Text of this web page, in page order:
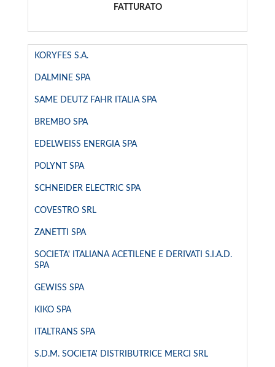
FATTURATO
KORYFES S.A.
DALMINE SPA
SAME DEUTZ FAHR ITALIA SPA
BREMBO SPA
EDELWEISS ENERGIA SPA
POLYNT SPA
SCHNEIDER ELECTRIC SPA
COVESTRO SRL
ZANETTI SPA
SOCIETA' ITALIANA ACETILENE E DERIVATI S.I.A.D.
SPA
GEWISS SPA
KIKO SPA
ITALTRANS SPA
S.D.M. SOCIETA' DISTRIBUTRICE MERCI SRL